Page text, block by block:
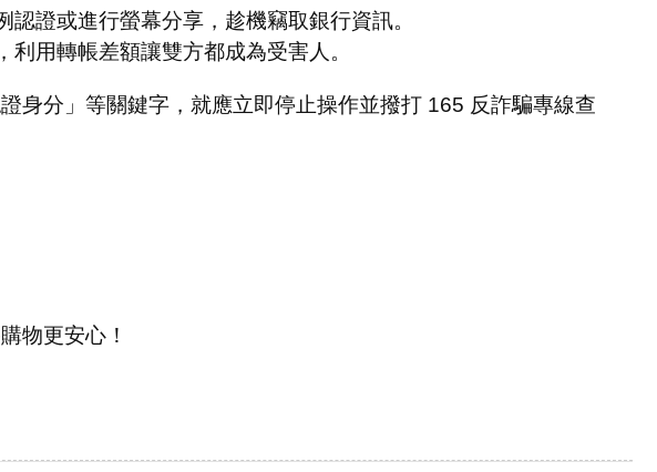
證或進行螢幕分享，趁機竊取銀行資訊。
用轉帳差額讓雙方都成為受害人。
身分」等關鍵字，就應立即停止操作並撥打 165 反詐騙專線查
物更安心！